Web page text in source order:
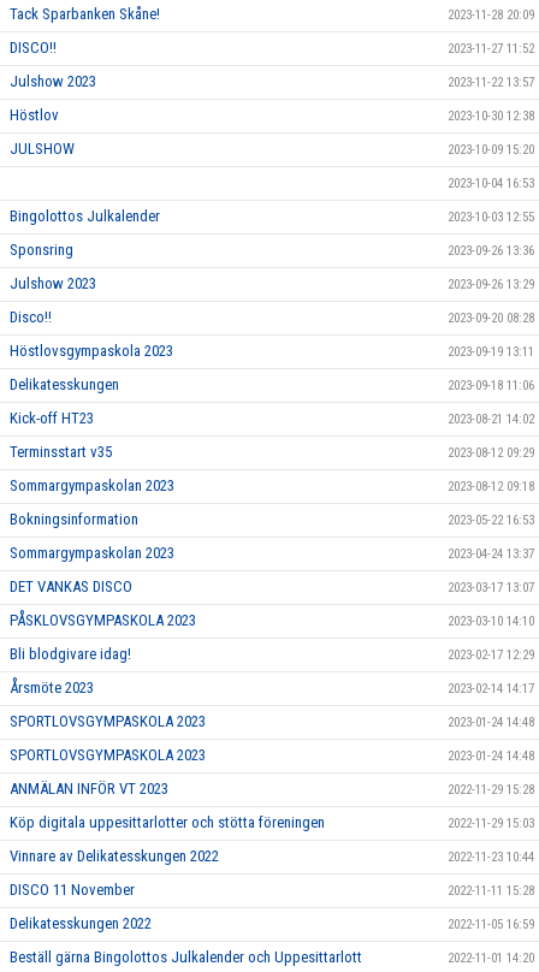
Tack Sparbanken Skåne! 2023-11-28 20:09
DISCO!! 2023-11-27 11:52
Julshow 2023 2023-11-22 13:57
Höstlov 2023-10-30 12:38
JULSHOW 2023-10-09 15:20
2023-10-04 16:53
Bingolottos Julkalender 2023-10-03 12:55
Sponsring 2023-09-26 13:36
Julshow 2023 2023-09-26 13:29
Disco!! 2023-09-20 08:28
Höstlovsgympaskola 2023 2023-09-19 13:11
Delikatesskungen 2023-09-18 11:06
Kick-off HT23 2023-08-21 14:02
Terminsstart v35 2023-08-12 09:29
Sommargympaskolan 2023 2023-08-12 09:18
Bokningsinformation 2023-05-22 16:53
Sommargympaskolan 2023 2023-04-24 13:37
DET VANKAS DISCO 2023-03-17 13:07
PÅSKLOVSGYMPASKOLA 2023 2023-03-10 14:10
Bli blodgivare idag! 2023-02-17 12:29
Årsmöte 2023 2023-02-14 14:17
SPORTLOVSGYMPASKOLA 2023 2023-01-24 14:48
SPORTLOVSGYMPASKOLA 2023 2023-01-24 14:48
ANMÄLAN INFÖR VT 2023 2022-11-29 15:28
Köp digitala uppesittarlotter och stötta föreningen 2022-11-29 15:03
Vinnare av Delikatesskungen 2022 2022-11-23 10:44
DISCO 11 November 2022-11-11 15:28
Delikatesskungen 2022 2022-11-05 16:59
Beställ gärna Bingolottos Julkalender och Uppesittarlott 2022-11-01 14:20